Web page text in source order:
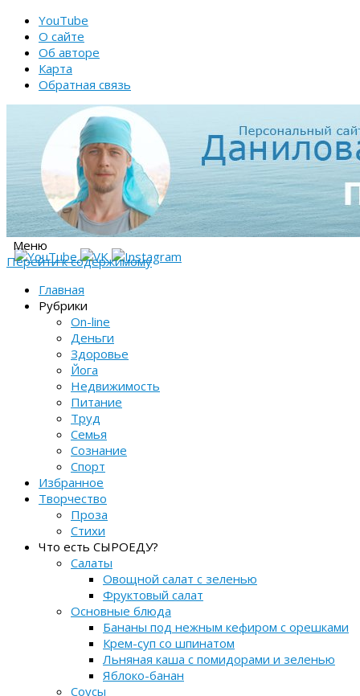
YouTube
О сайте
Об авторе
Карта
Обратная связь
Меню
Перейти к содержимому
Главная
Рубрики
On-line
Деньги
Здоровье
Йога
Недвижимость
Питание
Труд
Семья
Сознание
Спорт
Избранное
Творчество
Проза
Стихи
Что есть СЫРОЕДУ?
Салаты
Овощной салат с зеленью
Фруктовый салат
Основные блюда
Бананы под нежным кефиром с орешками
Крем-суп со шпинатом
Льняная каша с помидорами и зеленью
Яблоко-банан
Соусы